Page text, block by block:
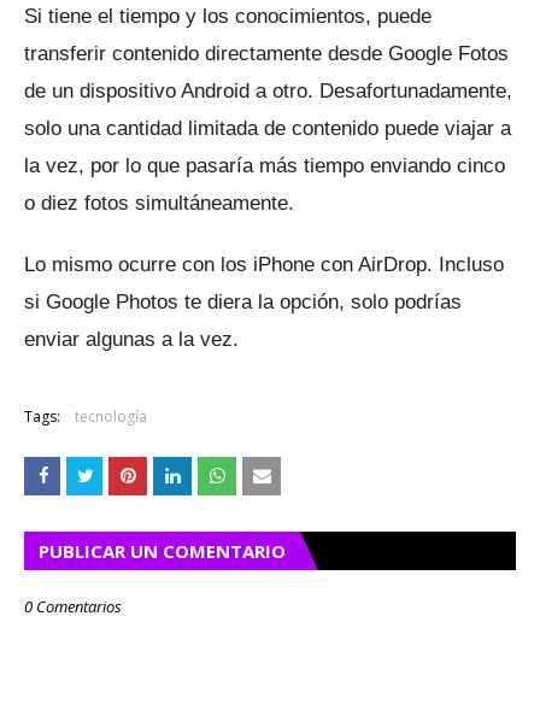
Si tiene el tiempo y los conocimientos, puede
transferir contenido directamente desde Google Fotos
de un dispositivo Android a otro. Desafortunadamente,
solo una cantidad limitada de contenido puede viajar a
la vez, por lo que pasaría más tiempo enviando cinco
o diez fotos simultáneamente.
Lo mismo ocurre con los iPhone con AirDrop. Incluso
si Google Photos te diera la opción, solo podrías
enviar algunas a la vez.
Tags: tecnología
PUBLICAR UN COMENTARIO
0 Comentarios